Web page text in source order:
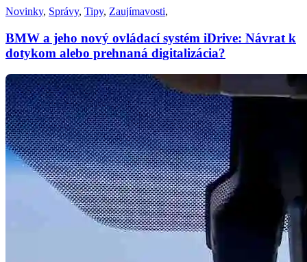
Novinky, Správy, Tipy, Zaujímavosti,
BMW a jeho nový ovládací systém iDrive: Návrat k
dotykom alebo prehnaná digitalizácia?